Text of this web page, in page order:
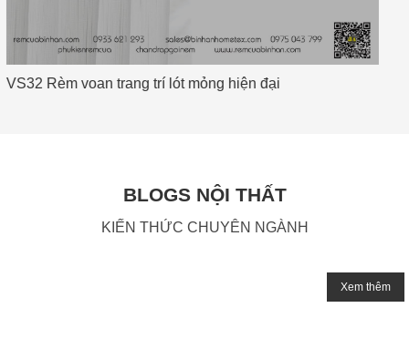
đại Rèm Cuốn OUTDOOR Màn Cuốn
BLOGS NỘI THẤT
KIẾN THỨC CHUYÊN NGÀNH
Xem thêm